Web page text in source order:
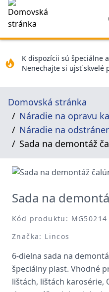
K dispozícii sú špeciálne
Nenechajte si ujsť skvelé
Domovská stránka
Náradie na opravu
Náradie na
Sada na demontáž
Sada na
Kód produktu: MG50214
Značka: Lincos
6-dielna sada na
špeciálny plast. Vhodné
lištách, lištách karosérie,